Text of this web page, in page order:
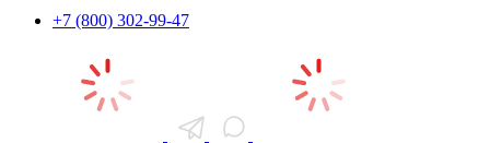
+7 (800) 302-99-47